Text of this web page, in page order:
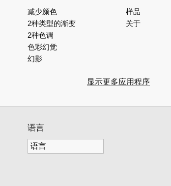
减少颜色
2种类型的渐变
2种色调
色彩幻觉
幻影
样品
关于
显示更多应用程序
语言